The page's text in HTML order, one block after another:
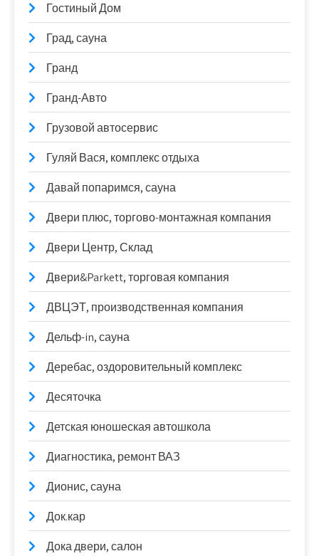
Гостиный Дом
Град, сауна
Гранд
Гранд-Авто
Грузовой автосервис
Гуляй Вася, комплекс отдыха
Давай попаримся, сауна
Двери плюс, торгово-монтажная компания
Двери Центр, Склад
Двери&Parkett, торговая компания
ДВЦЭТ, производственная компания
Дельф-in, сауна
Деребас, оздоровительный комплекс
Десяточка
Детская юношеская автошкола
Диагностика, ремонт ВАЗ
Дионис, сауна
Док.кар
Дока двери, салон